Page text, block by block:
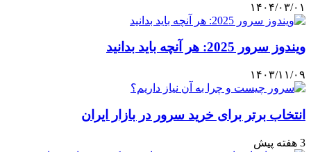
۱۴۰۴/۰۳/۰۱
ویندوز سرور 2025: هر آنچه باید بدانید
۱۴۰۳/۱۱/۰۹
انتخاب برتر برای خرید سرور در بازار ایران
3 هفته پیش